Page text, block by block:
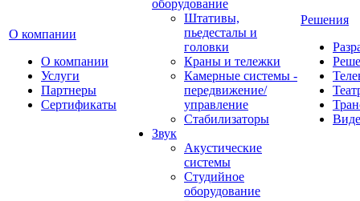
О компании
О компании
Услуги
Партнеры
Сертификаты
оборудование
Штативы,
пьедесталы и
головки
Краны и тележки
Камерные системы -
передвижение/
управление
Стабилизаторы
Звук
Акустические
системы
Студийное
оборудование
Решения